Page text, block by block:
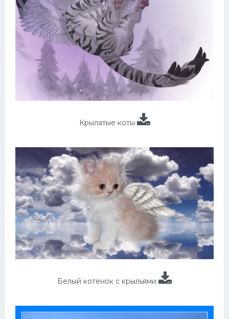
Крылатые коты
Белый котенок с крыльями